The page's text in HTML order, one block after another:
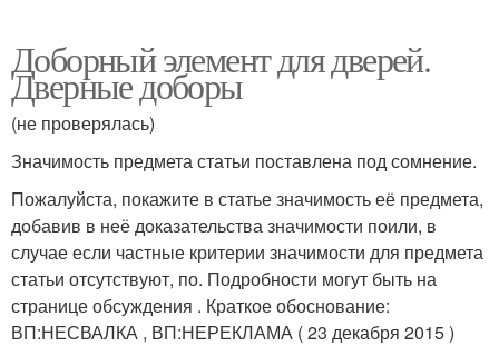
Доборный элемент для дверей.
Дверные доборы
(не проверялась)
Значимость предмета статьи поставлена под сомнение.
Пожалуйста, покажите в статье значимость её предмета,
добавив в неё доказательства значимости поили, в
случае если частные критерии значимости для предмета
статьи отсутствуют, по. Подробности могут быть на
странице обсуждения . Краткое обоснование:
ВП:НЕСВАЛКА , ВП:НЕРЕКЛАМА ( 23 декабря 2015 )